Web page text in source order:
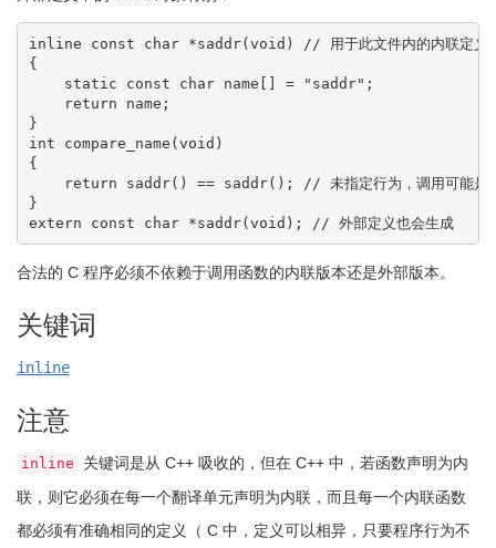
inline const char *saddr(void )
// 用于此文件内的内联定义
{
static
const char name [ ] = "saddr" ;
return name ;
}
int compare_name (void )
{
return saddr( ) == saddr( ) ;
// 未指定行为，调用可能是
}
extern
const char *saddr(void ) ; // 外部定义也会生成
合法的 C 程序必须不依赖于调用函数的内联版本还是外部版本。
关键词
inline
注意
inline
关键词是从 C++ 吸收的，但在 C++ 中，若函数声明为内
联，则它必须在每一个翻译单元声明为内联，而且每一个内联函数
都必须有准确相同的定义（ C 中，定义可以相异，只要程序行为不